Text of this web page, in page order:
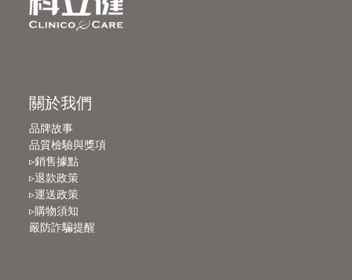
關於我們
品牌故事
品質檢驗與獎項
▹銷售據點
▹退款政策
▹運送政策
▹購物須知
嚴防詐騙提醒